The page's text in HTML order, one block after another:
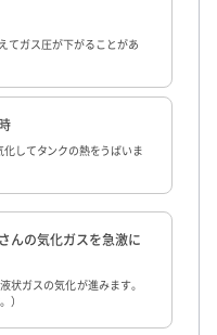
てガス圧が下がることがあ
してタンクの熱をうばいま
んの気化ガスを急激に
状ガスの気化が進みます。
）